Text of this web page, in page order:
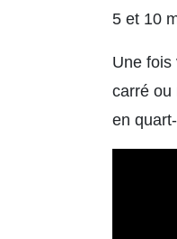
5 et 10
Une fois
carré ou
en